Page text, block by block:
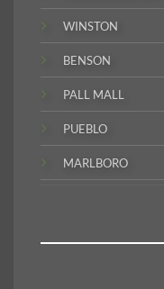
WINSTON
BENSON
PALL MALL
PUEBLO
MARLBORO